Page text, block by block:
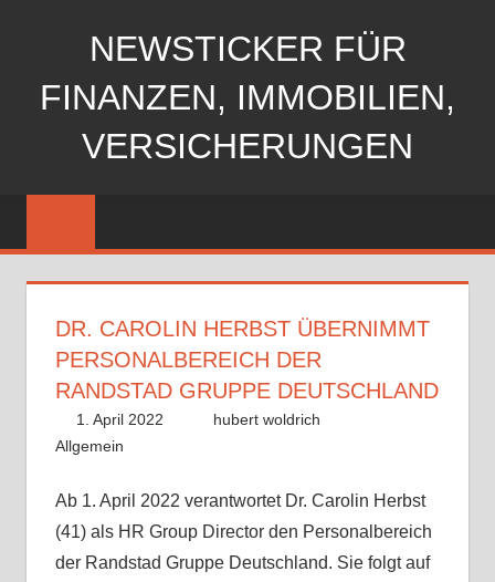
NEWSTICKER FÜR
FINANZEN, IMMOBILIEN,
VERSICHERUNGEN
DR. CAROLIN HERBST ÜBERNIMMT
PERSONALBEREICH DER
RANDSTAD GRUPPE DEUTSCHLAND
1. April 2022
hubert woldrich
Allgemein
Ab 1. April 2022 verantwortet Dr. Carolin Herbst
(41) als HR Group Director den Personalbereich
der Randstad Gruppe Deutschland. Sie folgt auf